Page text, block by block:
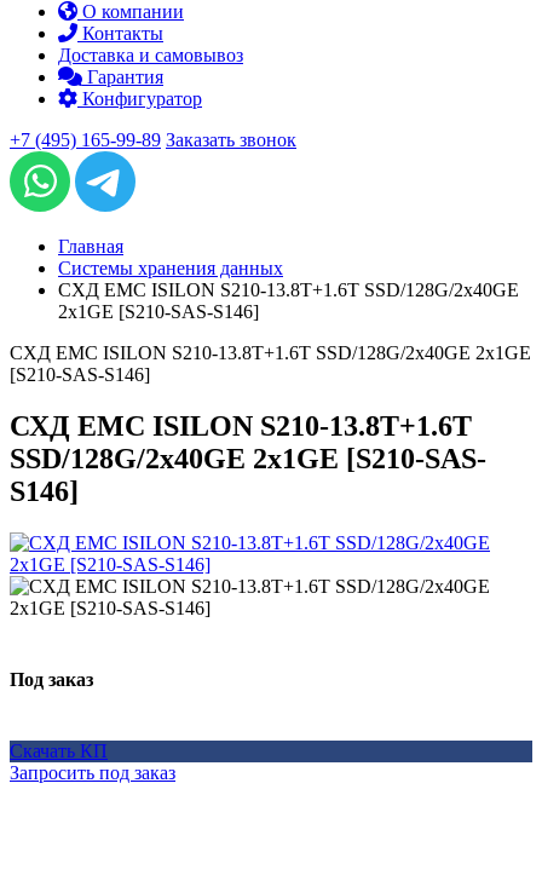
О компании
Контакты
Доставка и самовывоз
Гарантия
Конфигуратор
+7 (495) 165-99-89 Заказать звонок
Главная
Системы хранения данных
СХД EMC ISILON S210-13.8T+1.6T SSD/128G/2x40GE
2x1GE [S210-SAS-S146]
СХД EMC ISILON S210-13.8T+1.6T SSD/128G/2x40GE 2x1GE
[S210-SAS-S146]
СХД EMC ISILON S210-13.8T+1.6T
SSD/128G/2x40GE 2x1GE [S210-SAS-
S146]
Под заказ
Скачать КП
Запросить под заказ